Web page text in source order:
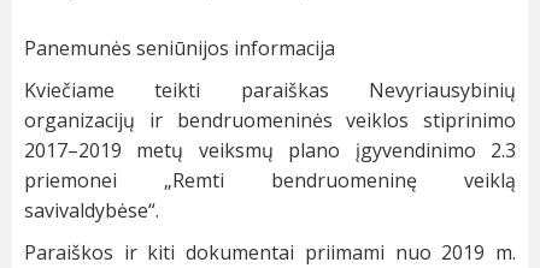
Panemunės seniūnijos informacija
Kviečiame teikti paraiškas Nevyriausybinių
organizacijų ir bendruomeninės veiklos stiprinimo
2017–2019 metų veiksmų plano įgyvendinimo 2.3
priemonei „Remti bendruomeninę veiklą
savivaldybėse“.
Paraiškos ir kiti dokumentai priimami nuo 2019 m.